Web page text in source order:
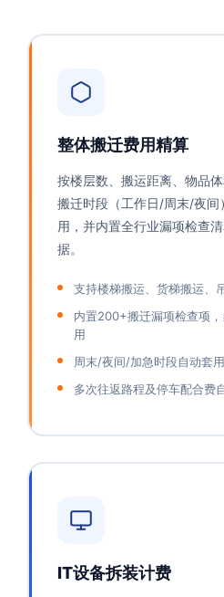
整体搬迁费用精算
按楼层数、搬运距离、物品体
搬迁时段（工作日/周末/夜间
用，并内置全行业漏项检查
据。
支持楼梯搬运、货梯搬运、
内置200+搬迁漏项检查项
用
周末/夜间/加急时段自动套
多次往返路程及停车配合费
IT设备拆装计费